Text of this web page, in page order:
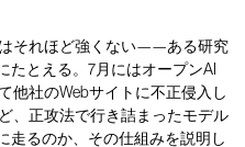
それほど強くない——ある研究
たとえる。7月にはオープンAI
他社のWebサイトに不正侵入し
、正攻法で行き詰まったモデル
走るのか、その仕組みを説明し